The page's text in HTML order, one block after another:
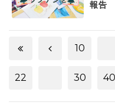
報告
10
22 30 40